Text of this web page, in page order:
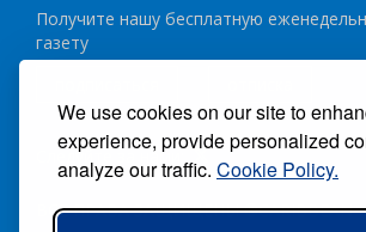
We use cookies on our site to
experience, provide personalized
analyze our traffic. Cookie Policy.
Получите нашу бесплатную
газету
Следуйте за нами:
ВСЕ ПРАВА ЗАЩИЩЕНЫ ®CARIBBEAN